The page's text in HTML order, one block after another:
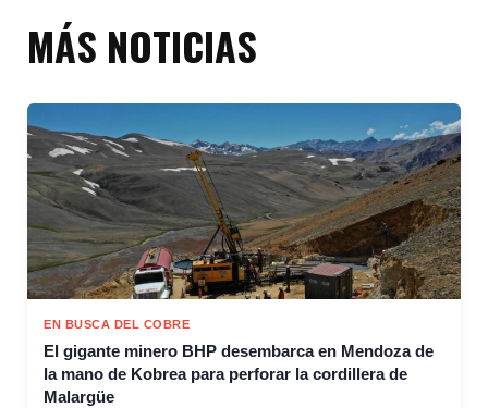
MÁS NOTICIAS
EN BUSCA DEL COBRE
El gigante minero BHP desembarca en Mendoza de
la mano de Kobrea para perforar la cordillera de
Malargüe